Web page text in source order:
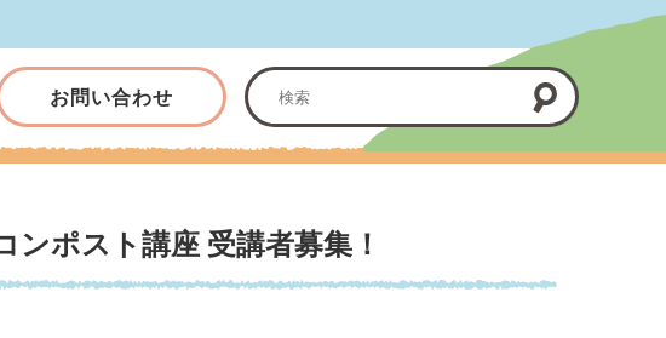
お問い合わせ
ンポスト講座 受講者募集！